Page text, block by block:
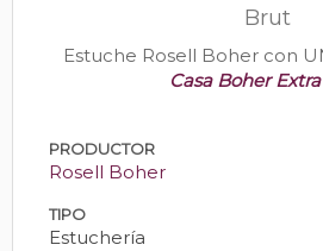
Brut
Estuche Rosell Boher con
Casa Boher
PRODUCTOR
Rosell Boher
TIPO
Estuchería